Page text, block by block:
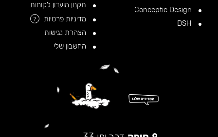
תקנון מועדון לקוחות
מדיניות פרטיות
?
הצהרת נגישות
החשבון שלי